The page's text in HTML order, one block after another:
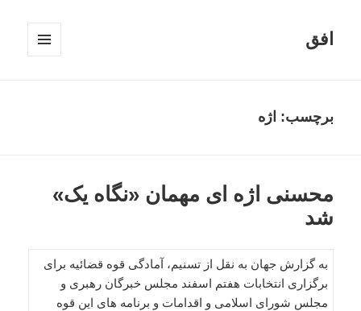
افق
برچسب: اژه
محسنی اژه ای مهمان «نگاه یک»
شد
به گزارش جهان به نقل از تسنیم، آمادگی قوه قضائیه برای
برگزاری انتخابات هفتم اسفند مجلس خبرگان رهبری و
مجلس شورای اسلامی و اقدامات و برنامه های این قوه